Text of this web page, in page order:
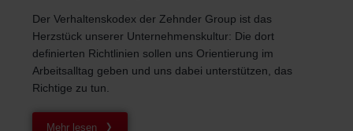
Der Verhaltenskodex der Zehnder Group ist das
Herzstück unserer Unternehmenskultur: Die dort
definierten Richtlinien sollen uns Orientierung im
Arbeitsalltag geben und uns dabei unterstützen, das
Richtige zu tun.
Mehr lesen